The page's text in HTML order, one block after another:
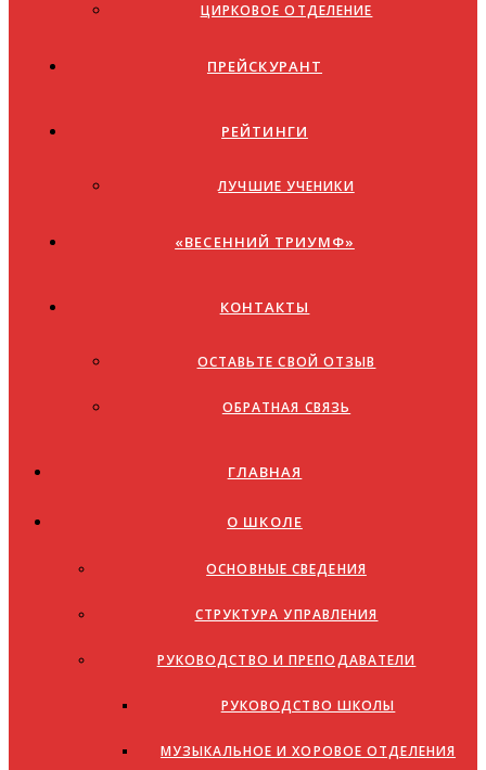
ЦИРКОВОЕ ОТДЕЛЕНИЕ
ПРЕЙСКУРАНТ
РЕЙТИНГИ
ЛУЧШИЕ УЧЕНИКИ
«ВЕСЕННИЙ ТРИУМФ»
КОНТАКТЫ
ОСТАВЬТЕ СВОЙ ОТЗЫВ
ОБРАТНАЯ СВЯЗЬ
ГЛАВНАЯ
О ШКОЛЕ
ОСНОВНЫЕ СВЕДЕНИЯ
СТРУКТУРА УПРАВЛЕНИЯ
РУКОВОДСТВО И ПРЕПОДАВАТЕЛИ
РУКОВОДСТВО ШКОЛЫ
МУЗЫКАЛЬНОЕ И ХОРОВОЕ ОТДЕЛЕНИЯ